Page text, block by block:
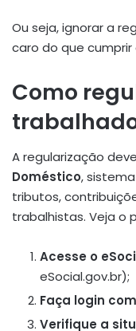
Ou seja, ignorar a
caro do que
Como
A regularização
Doméstico,
tributos,
trabalhistas. Veja o
Acesse o
eSocial.gov.br);
Faça login
Verifique a